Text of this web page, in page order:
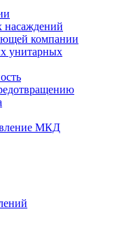
насаждений
компании
унитарных
МКД